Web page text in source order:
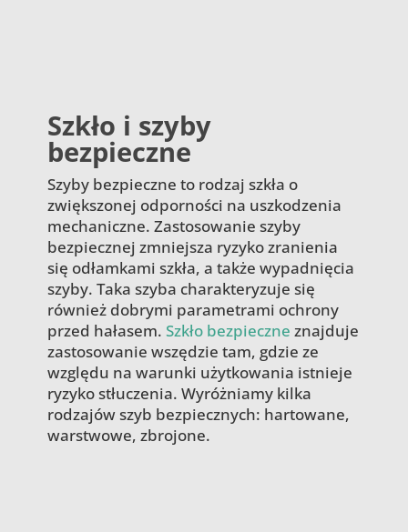
Szkło i szyby
bezpieczne
Szyby bezpieczne to rodzaj szkła o
zwiększonej odporności na uszkodzenia
mechaniczne. Zastosowanie szyby
bezpiecznej zmniejsza ryzyko zranienia
się odłamkami szkła, a także wypadnięcia
szyby. Taka szyba charakteryzuje się
również dobrymi parametrami ochrony
przed hałasem.Szkło bezpieczne znajduje
zastosowanie wszędzie tam, gdzie ze
względu na warunki użytkowania istnieje
ryzyko stłuczenia. Wyróżniamy kilka
rodzajów szyb bezpiecznych: hartowane,
warstwowe, zbrojone.